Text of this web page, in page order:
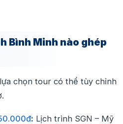
Bình Minh nào ghép
chọn tour có thể tùy chỉnh
: Lịch trình SGN – Mỹ